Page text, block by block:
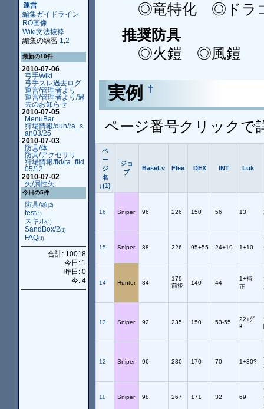
運営
編集ガイドライン
RO画像
Wiki文法抜粋
編集の練習 1 2
最新の10件
2010-07-06
弓手Wiki
弓手スレ過去ログ
運営/管理者より
運営/管理者より/過
去のお知らせ
2010-07-05
MenuBar
狩場情報/dun/ra_s
an03/25
2010-07-03
防具/体
防具/アクセサリ
狩場情報/fld/ra_fild
05/12
2010-07-02
矢/属性矢
今日の5件
防具/頭(2)
test(1)
スキル(1)
SandBox/2(1)
FAQ(1)
合計: 10018
今日: 1
昨日: 0
今: 4
◎竜特化 ◎ドラ
推奨防具
◎火鎧 ◎風鎧
実例 †
ページ番号クリックで
ペ
ー
ジ
名
↓(1)
ジョ
ブ
BaseLv Flee DEX INT Luk
16 Sniper 96 226 150 56 13
15 Sniper 88 226 95+55 24+19 1+10
14 Hunter 84
179
前後
140 44
1+補
正
13 Sniper 92 235 150 53-55
22+ｸﾞ
ﾛ
12 Sniper 96 230 170 70 1+30?
11 Sniper 98 267 171 32 69